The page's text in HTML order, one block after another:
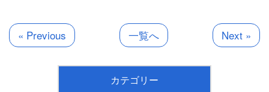
« Previous 一覧へ Next »
カテゴリー